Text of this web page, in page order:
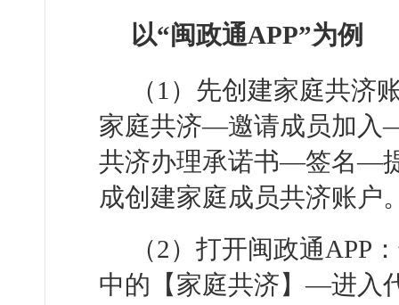
以“闽政通APP”为例
（1）先创建家庭共
家庭共济—邀请成员加
共济办理承诺书—签名—
成创建家庭成员共济账户
（2）打开闽政通
中的【家庭共济】—进入